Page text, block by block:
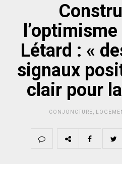
Létard : «
signaux
clair pour
CONJONCTURE